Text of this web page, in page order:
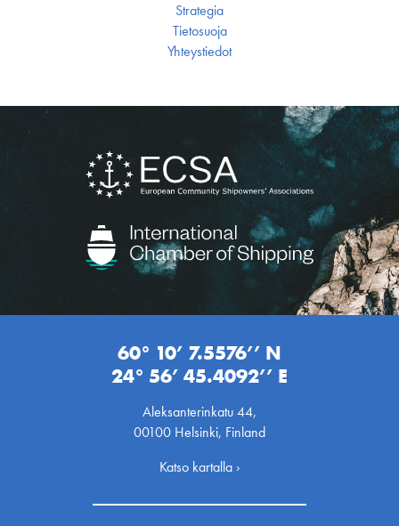
Strategia
Tietosuoja
Yhteystiedot
60° 10’ 7.5576’’ N
24° 56’ 45.4092’’ E
Aleksanterinkatu 44,
00100 Helsinki, Finland
Katso kartalla ›